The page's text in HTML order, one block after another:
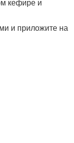
кефире и
и приложите на